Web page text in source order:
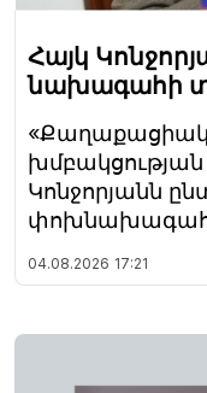
Հայկ
նախագահի
Կոնջորյանն
04.08.2026 17:21